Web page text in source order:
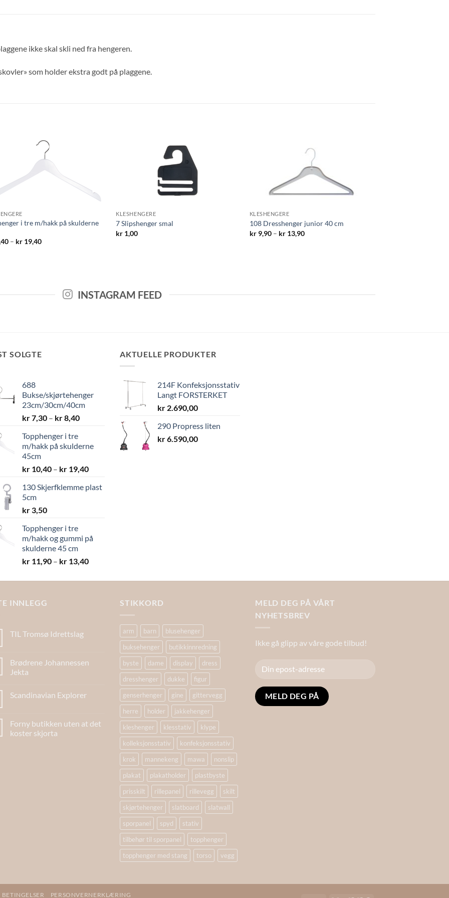
ikke skal skli ned fra hengeren.
som holder ekstra godt på plaggene.
i tre m/hakk på skulderne
– kr 19,40Prisområde:
KLESHENGERE
7 Slipshenger smal
kr 1,00
KLESHENGERE
108 Dresshenger junior 40 cm
kr9,90 – kr13,90Prisområde:
INSTAGRAM FEED
SOLGTE
688
Bukse/skjørtehenger
23cm/30cm/40cm
kr7,30 – kr8,40Prisområde:
kr 8,40
Topphenger i tre
m/hakk på skulderne
45cm
kr 10,40 – kr 19,40Prisområde:
til
130 Skjerfklemme plast
5cm
kr 3,50
Topphenger i tre
m/hakk og gummi på
skulderne 45 cm
kr 11,90 – kr 13,40Prisområde:
til
AKTUELLE PRODUKTER
214F Konfeksjonsstativ
Langt FORSTERKET
kr 2.690,00
290 Propress liten
kr6.590,00
INNLEGG
TIL Tromsø Idrettslag
Brødrene Johannessen
Jekta
Scandinavian Explorer
Forny butikken uten at det
koster skjorta
STIKKORD
arm barn
blusehenger
buksehenger
butikkinnredning
byste
dame display
dress
dresshenger
dukke
figur
genserhenger
gine
gittervegg
herre
holder
jakkehenger
kleshenger
klesstativ
klype
kolleksjonsstativ
konfeksjonsstativ
krok
mannekeng mawa
nonslip
plakat
plakatholder
plastbyste
prisskilt
rillepanel rillevegg
skilt
skjørtehenger
slatboard
slatwall
sporpanel
spyd
stativ
tilbehør til sporpanel
topphenger
topphenger med stang
torso vegg
MELD DEG PÅ VÅRT
NYHETSBREV
Ikke gå glipp av våre gode tilbud!
PERSONVERNERKLÆRING